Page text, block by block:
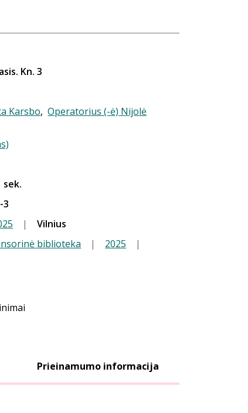
Kn. 3
Karsbo,Operatorius (-ė) Nijolė
sek.
3
|
Vilnius
biblioteka | 2025
|
Prieinamumo informacija